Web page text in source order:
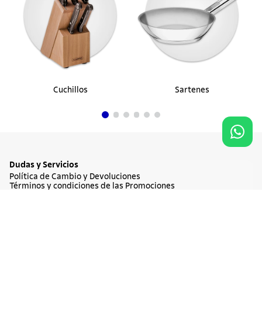
Cuchillos Sartenes
Dudas y Servicios
Política de Cambio y Devoluciones
Términos y condiciones de las Promociones